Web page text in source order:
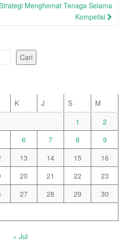
Menghemat Tenaga Selama
Kompetisi
Cari
K J S
M
1
2
6 7 8
9
13 14 15
16
20 21 22
23
27 28 29
30
« Jul